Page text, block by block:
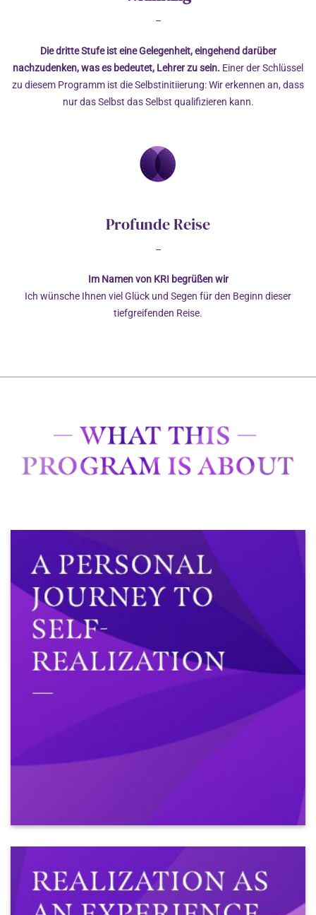
–
Die dritte Stufe ist eine Gelegenheit, eingehend darüber
nachzudenken, was es bedeutet, Lehrer zu sein. Einer der Schlüssel
zu diesem Programm ist die Selbstinitiierung: Wir erkennen an, dass
nur das Selbst das Selbst qualifizieren kann.
Profunde Reise
–
Im Namen von KRI begrüßen wir
Ich wünsche Ihnen viel Glück und Segen für den Beginn dieser
tiefgreifenden Reise.